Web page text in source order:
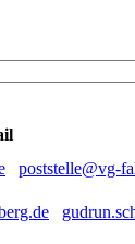
poststelle@vg-